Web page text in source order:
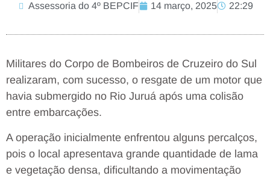
Assessoria do 4º BEPCIF 14 março, 2025 22:29
Militares do Corpo de Bombeiros de Cruzeiro do Sul
realizaram, com sucesso, o resgate de um motor que
havia submergido no Rio Juruá após uma colisão
entre embarcações.
A operação inicialmente enfrentou alguns percalços,
pois o local apresentava grande quantidade de lama
e vegetação densa, dificultando a movimentação